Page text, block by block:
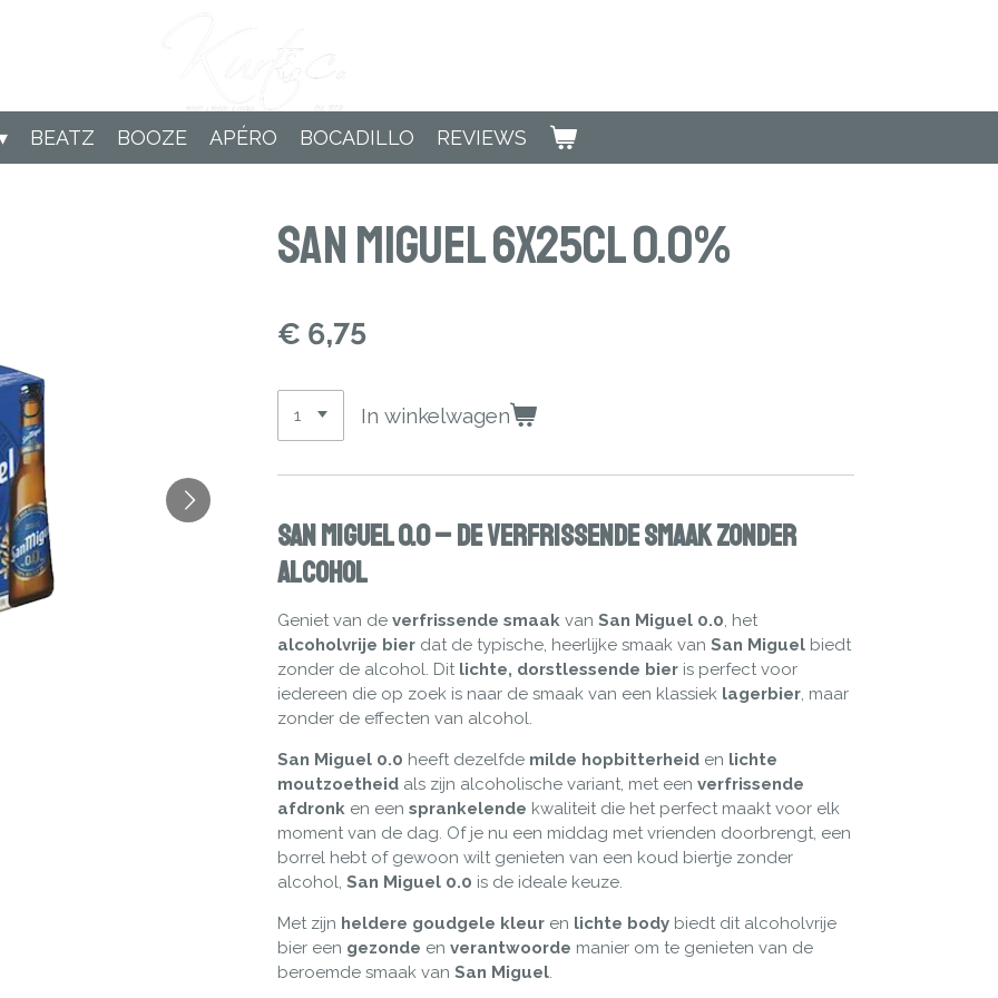
BEATZ BOOZE APÉRO BOCADILLO REVIEWS
San Miguel 6x25cl 0.0%
€ 6,75
In winkelwagen
San Miguel 0.0 – De Verfrissende Smaak Zonder
Alcohol
Geniet van de verfrissende smaak van San Miguel 0.0, het
alcoholvrije bier dat de typische, heerlijke smaak van San Miguel biedt
zonder de alcohol. Dit lichte, dorstlessende bier is perfect voor
iedereen die op zoek is naar de smaak van een klassiek lagerbier, maar
zonder de effecten van alcohol.
San Miguel 0.0 heeft dezelfde milde hopbitterheid en lichte
moutzoetheid als zijn alcoholische variant, met een verfrissende
afdronk en een sprankelende kwaliteit die het perfect maakt voor elk
moment van de dag. Of je nu een middag met vrienden doorbrengt, een
borrel hebt of gewoon wilt genieten van een koud biertje zonder
alcohol, San Miguel 0.0 is de ideale keuze.
Met zijn heldere goudgele kleur en lichte body biedt dit alcoholvrije
bier een gezonde en verantwoorde manier om te genieten van de
beroemde smaak van San Miguel.